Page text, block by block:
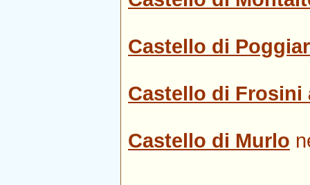
Castello di
Castello di Frosini
Castello di Murlo